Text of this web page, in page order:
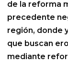
de la reforma
precedente
región, donde
que buscan
mediante